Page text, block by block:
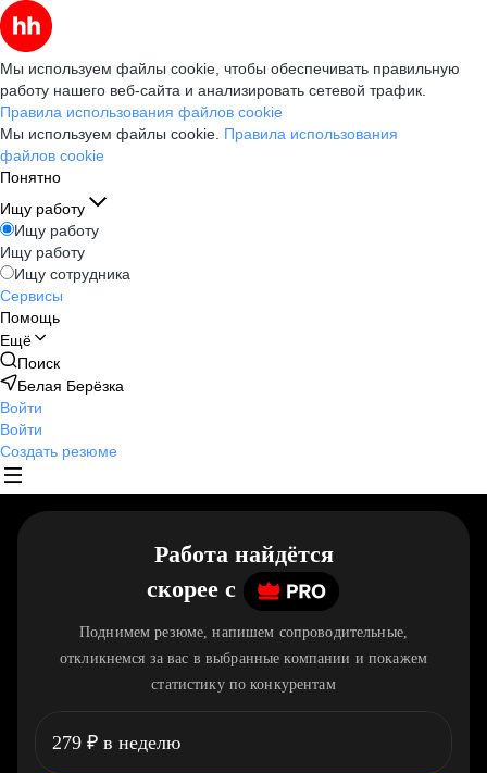
Мы используем файлы cookie, чтобы обеспечивать правильную
работу нашего веб-сайта и анализировать сетевой трафик.
Правила использования файлов cookie
Мы используем файлы cookie. Правила использования
файлов cookie
Понятно
Ищу работу
Ищу работу
Ищу работу
Ищу сотрудника
Сервисы
Помощь
Ещё
Поиск
Белая Берёзка
Войти
Войти
Создать резюме
Работа найдётся
скорее c
Поднимем резюме, напишем сопроводительные,
откликнемся за вас в выбранные компании и покажем
статистику по конкурентам
279 ₽ в неделю